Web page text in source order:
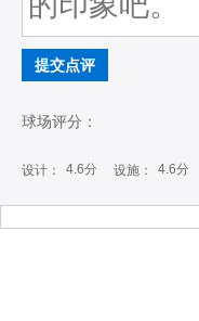
提交点评
球场评分：
设计： 4.6分 设施： 4.6分